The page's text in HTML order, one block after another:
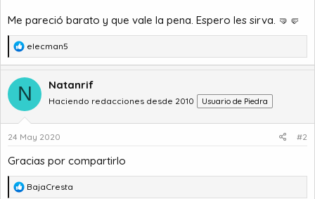
Me pareció barato y que vale la pena. Espero les sirva. 🤜🤛
R
e
c
i
o
n
s
elecman5
N Natanrif
Haciendo redacciones desde 2010 Usuario de Piedra
24 May 2020 #2
Gracias por compartirlo
R
BajaCresta